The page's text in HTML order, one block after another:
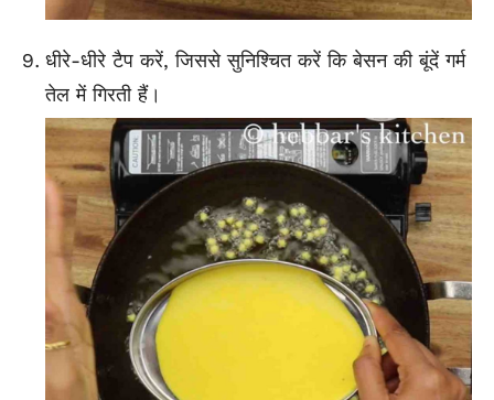
धीरे-धीरे टैप करें, जिससे सुनिश्चित करें कि बेसन की बूंदें गर्म
तेल में गिरती हैं।